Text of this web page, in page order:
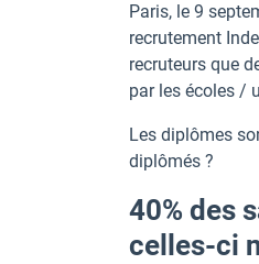
Paris, le 9
recrutement
recruteurs que
par les écoles /
Les diplômes
diplômés ?
40% des
celles-ci